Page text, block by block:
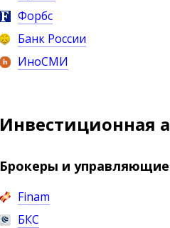
Форбс
Банк России
ИноСМИ
Инвестиционная
Брокеры и управляющие
Finam
БКС